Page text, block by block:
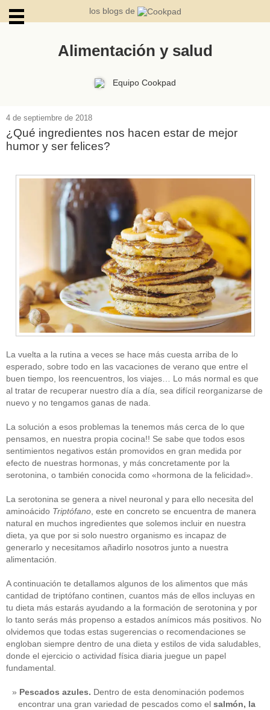
los blogs de
Alimentación y salud
Equipo Cookpad
4 de septiembre de 2018
¿Qué ingredientes nos hacen estar de mejor
humor y ser felices?
La vuelta a la rutina a veces se hace más cuesta arriba de lo
esperado, sobre todo en las vacaciones de verano que entre el
buen tiempo, los reencuentros, los viajes… Lo más normal es que
al tratar de recuperar nuestro día a día, sea difícil reorganizarse de
nuevo y no tengamos ganas de nada.
La solución a esos problemas la tenemos más cerca de lo que
pensamos, en nuestra propia cocina!! Se sabe que todos esos
sentimientos negativos están promovidos en gran medida por
efecto de nuestras hormonas, y más concretamente por la
serotonina, o también conocida como «hormona de la felicidad».
La serotonina se genera a nivel neuronal y para ello necesita del
aminoácido Triptófano, este en concreto se encuentra de manera
natural en muchos ingredientes que solemos incluir en nuestra
dieta, ya que por si solo nuestro organismo es incapaz de
generarlo y necesitamos añadirlo nosotros junto a nuestra
alimentación.
A continuación te detallamos algunos de los alimentos que más
cantidad de triptófano continen, cuantos más de ellos incluyas en
tu dieta más estarás ayudando a la formación de serotonina y por
lo tanto serás más propenso a estados anímicos más positivos. No
olvidemos que todas estas sugerencias o recomendaciones se
engloban siempre dentro de una dieta y estilos de vida saludables,
donde el ejercicio o actividad física diaria juegue un papel
fundamental.
Pescados azules. Dentro de esta denominación podemos
encontrar una gran variedad de pescados como el salmón, la